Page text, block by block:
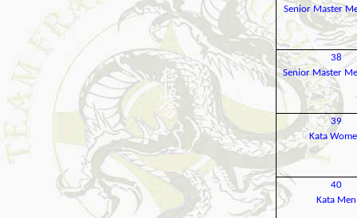
Senior Master
38
Senior Master
39
Kata
40
Kata Men